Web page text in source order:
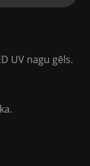
UV nagu gēls.